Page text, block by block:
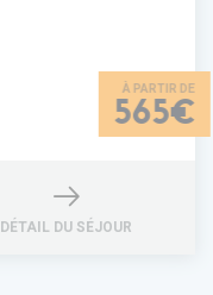
565€
DÉTAIL DU SÉJOUR